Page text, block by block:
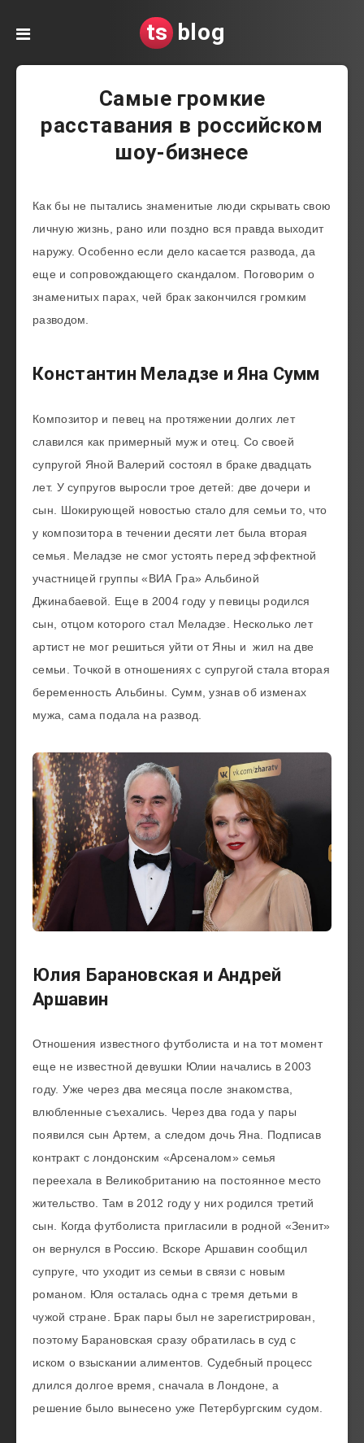
ts blog
Самые громкие
расставания в российском
шоу-бизнесе
Как бы не пытались знаменитые люди скрывать свою
личную жизнь, рано или поздно вся правда выходит
наружу. Особенно если дело касается развода, да
еще и сопровождающего скандалом. Поговорим о
знаменитых парах, чей брак закончился громким
разводом.
Константин Меладзе и Яна Сумм
Композитор и певец на протяжении долгих лет
славился как примерный муж и отец. Со своей
супругой Яной Валерий состоял в браке двадцать
лет. У супругов выросли трое детей: две дочери и
сын. Шокирующей новостью стало для семьи то, что
у композитора в течении десяти лет была вторая
семья. Меладзе не смог устоять перед эффектной
участницей группы «ВИА Гра» Альбиной
Джинабаевой. Еще в 2004 году у певицы родился
сын, отцом которого стал Меладзе. Несколько лет
артист не мог решиться уйти от Яны и жил на две
семьи. Точкой в отношениях с супругой стала вторая
беременность Альбины. Сумм, узнав об изменах
мужа, сама подала на развод.
Юлия Барановская и Андрей
Аршавин
Отношения известного футболиста и на тот момент
еще не известной девушки Юлии начались в 2003
году. Уже через два месяца после знакомства,
влюбленные съехались. Через два года у пары
появился сын Артем, а следом дочь Яна. Подписав
контракт с лондонским «Арсеналом» семья
переехала в Великобританию на постоянное место
жительство. Там в 2012 году у них родился третий
сын. Когда футболиста пригласили в родной «Зенит»
он вернулся в Россию. Вскоре Аршавин сообщил
супруге, что уходит из семьи в связи с новым
романом. Юля осталась одна с тремя детьми в
чужой стране. Брак пары был не зарегистрирован,
поэтому Барановская сразу обратилась в суд с
иском о взыскании алиментов. Судебный процесс
длился долгое время, сначала в Лондоне, а
решение было вынесено уже Петербургским судом.